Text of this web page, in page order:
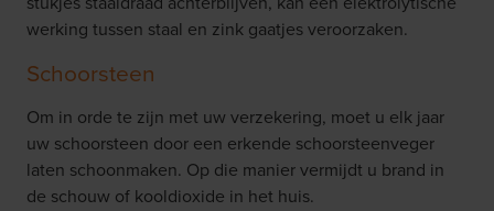
werking tussen staal en zink gaatjes veroorzaken.
Schoorsteen
Om in orde te zijn met uw verzekering, moet u elk jaar
uw schoorsteen door een erkende schoorsteenveger
laten schoonmaken. Op die manier vermijdt u brand in
de schouw of kooldioxide in het huis.